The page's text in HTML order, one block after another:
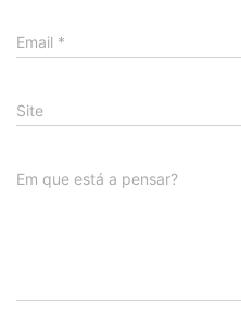
Email *
Site
Em que está a pensar?